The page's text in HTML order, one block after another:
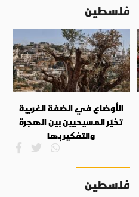
فلسطين
الأوضاع في الضفة الغربية
تخيّر المسيحيين بين الهجرة
والتفكير بها
فلسطين